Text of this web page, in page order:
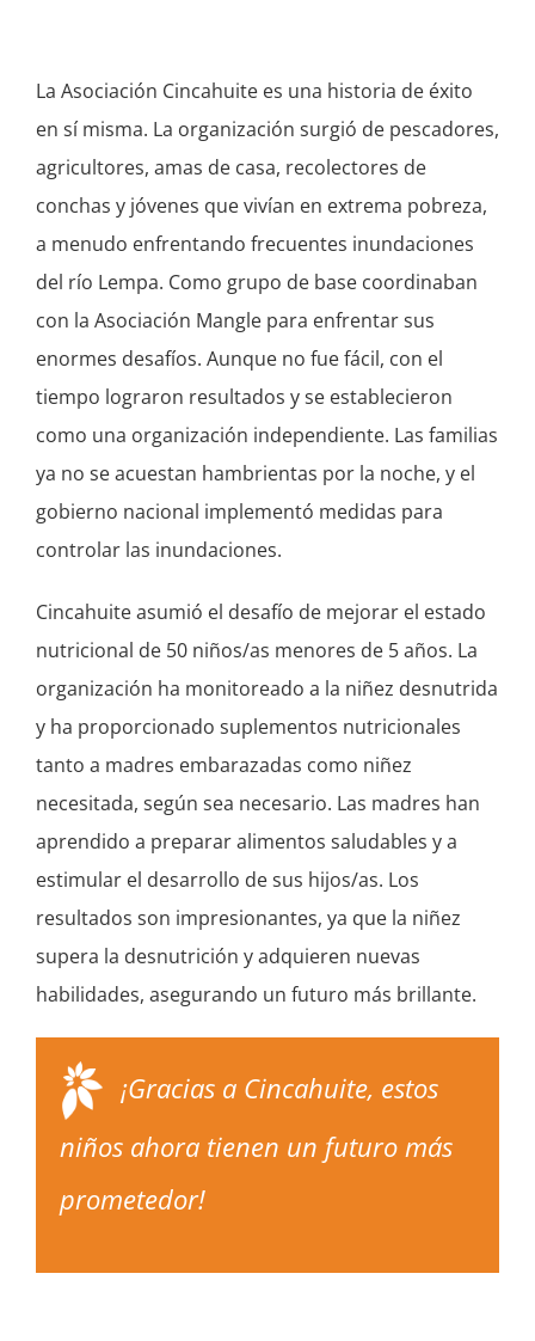
La Asociación Cincahuite es una historia de éxito
en sí misma. La organización surgió de pescadores,
agricultores, amas de casa, recolectores de
conchas y jóvenes que vivían en extrema pobreza,
a menudo enfrentando frecuentes inundaciones
del río Lempa. Como grupo de base coordinaban
con la Asociación Mangle para enfrentar sus
enormes desafíos. Aunque no fue fácil, con el
tiempo lograron resultados y se establecieron
como una organización independiente. Las familias
ya no se acuestan hambrientas por la noche, y el
gobierno nacional implementó medidas para
controlar las inundaciones.
Cincahuite asumió el desafío de mejorar el estado
nutricional de 50 niños/as menores de 5 años. La
organización ha monitoreado a la niñez desnutrida
y ha proporcionado suplementos nutricionales
tanto a madres embarazadas como niñez
necesitada, según sea necesario. Las madres han
aprendido a preparar alimentos saludables y a
estimular el desarrollo de sus hijos/as. Los
resultados son impresionantes, ya que la niñez
supera la desnutrición y adquieren nuevas
habilidades, asegurando un futuro más brillante.
¡Gracias a Cincahuite, estos
niños ahora tienen un futuro más
prometedor!